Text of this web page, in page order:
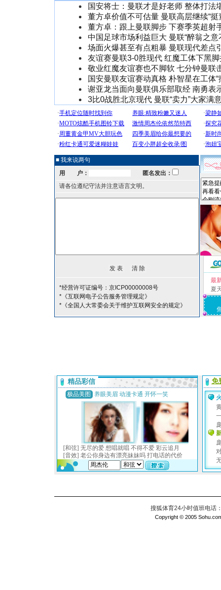
国安将士：曼联才是好老师 整体打法
董方卓价值不可估量 曼联高层继续“挺
董方卓：跟上曼联脚步 下赛季英超射
中国足球市场利益巨大 曼联“醉翁之意
场面火爆甚至有点粗暴 曼联现代差点
友谊赛曼联3-0胜现代 红魔工体下黑
敬业红魔友谊赛也不脚软 七分钟曼联
国安曼联友谊赛动真格 朴智星在工体“
谢亚龙当面向曼联俱乐部取经 南勇表
3比0战胜北京现代 曼联“卖力”大家满
■ 我来说两句
用 户：
匿名发出：
请各位遵纪守法并注意语言文明。
*经营许可证编号：京ICP00000008号
*《互联网电子公告服务管理规定》
*《全国人大常委会关于维护互联网安全的规定》
最
夏
搜狐体育24小时值班电话
Copyright © 2005